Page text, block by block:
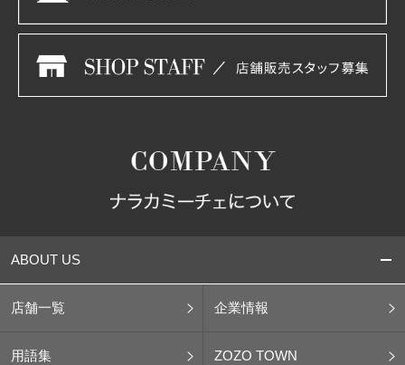
ABOUT US
店舗一覧 企業情報
用語集 ZOZO TOWN